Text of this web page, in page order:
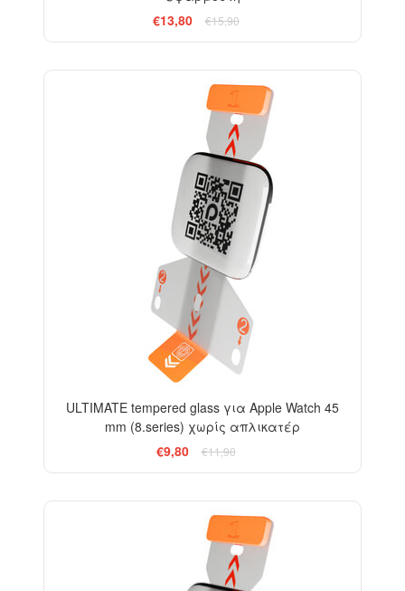
€13,80
€15,90
ULTIMATE tempered glass για Apple Watch 45
mm (8.series) χωρίς απλικατέρ
€9,80
€11,90